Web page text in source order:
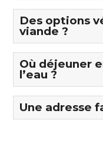
Des options
viande ?
Où déjeuner
l’eau ?
Une adresse